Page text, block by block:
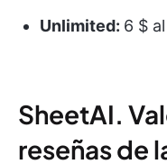
Unlimited: 6 $
SheetAI.
reseñas de